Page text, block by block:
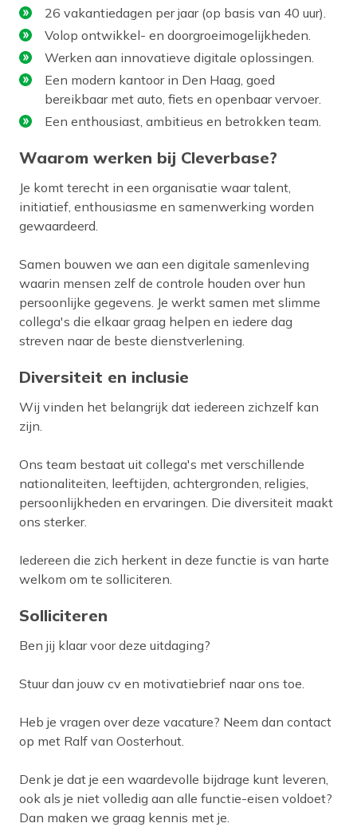
26 vakantiedagen per jaar (op basis van 40 uur).
Volop ontwikkel- en doorgroeimogelijkheden.
Werken aan innovatieve digitale oplossingen.
Een modern kantoor in Den Haag, goed
bereikbaar met auto, fiets en openbaar vervoer.
Een enthousiast, ambitieus en betrokken team.
Waarom werken bij Cleverbase?
Je komt terecht in een organisatie waar talent,
initiatief, enthousiasme en samenwerking worden
gewaardeerd.
Samen bouwen we aan een digitale samenleving
waarin mensen zelf de controle houden over hun
persoonlijke gegevens. Je werkt samen met slimme
collega's die elkaar graag helpen en iedere dag
streven naar de beste dienstverlening.
Diversiteit en inclusie
Wij vinden het belangrijk dat iedereen zichzelf kan
zijn.
Ons team bestaat uit collega's met verschillende
nationaliteiten, leeftijden, achtergronden, religies,
persoonlijkheden en ervaringen. Die diversiteit maakt
ons sterker.
Iedereen die zich herkent in deze functie is van harte
welkom om te solliciteren.
Solliciteren
Ben jij klaar voor deze uitdaging?
Stuur dan jouw cv en motivatiebrief naar ons toe.
Heb je vragen over deze vacature? Neem dan contact
op met Ralf van Oosterhout.
Denk je dat je een waardevolle bijdrage kunt leveren,
ook als je niet volledig aan alle functie-eisen voldoet?
Dan maken we graag kennis met je.